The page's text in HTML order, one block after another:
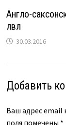
Англо-
лвл
30.03.2016
Добавить
Ваш адрес email
поля помечены *